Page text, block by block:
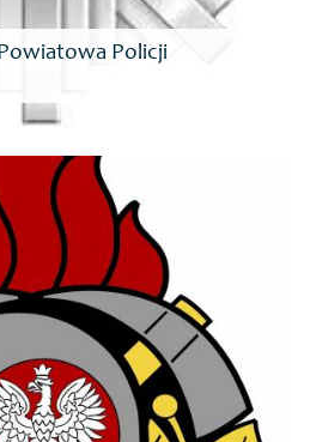
Policji